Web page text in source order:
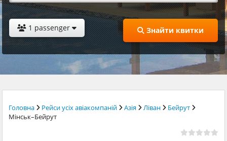
1 passenger Знайти квитки
Головна Рейси усіх авіакомпаній Азія Ліван
Бейрут
Мінськ–Бейрут